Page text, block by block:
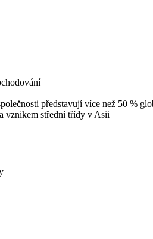
představují více než 50 %
vznikem střední třídy v Asii